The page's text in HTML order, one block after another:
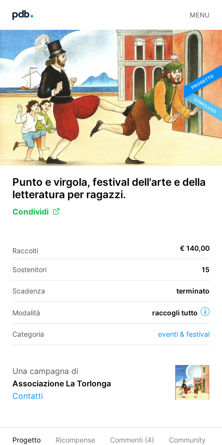
MENU
EN
Punto e virgola, festival dell'arte e della
letteratura per ragazzi.
Condividi
Raccolti € 140,00
Sostenitori 15
Scadenza terminato
Modalità raccogli tutto
Categoria eventi & festival
Una campagna di
Associazione La Torlonga
Contatti
Progetto Ricompense Commenti (4) Community